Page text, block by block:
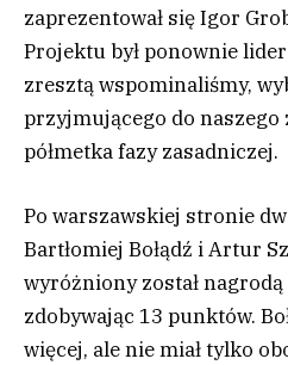
zaprezentował się Igor
Projektu był ponownie
zresztą wspominaliśmy,
przyjmującego do naszego
półmetka fazy zasadniczej.
Po warszawskiej stronie
Bartłomiej Bołądź i Artur
wyróżniony został nagrodą
zdobywając 13 punktów.
więcej, ale nie miał tylko